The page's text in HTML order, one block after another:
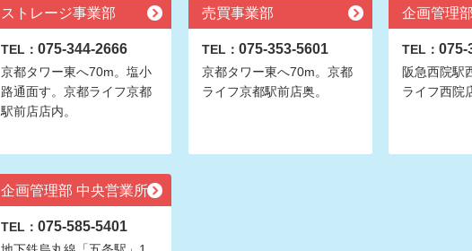
ストレージ事業部
TEL： 075-344-2666
京都タワー東へ70m。塩小
路通面す。京都ライフ京都
駅前店店内。
売買事業部
TEL： 075-353-5601
京都タワー東へ70m。京都
ライフ京都駅前店奥。
企画管理
TEL： 075-
阪急西院駅
ライフ西院
企画管理部 中央営業所
TEL： 075-585-5401